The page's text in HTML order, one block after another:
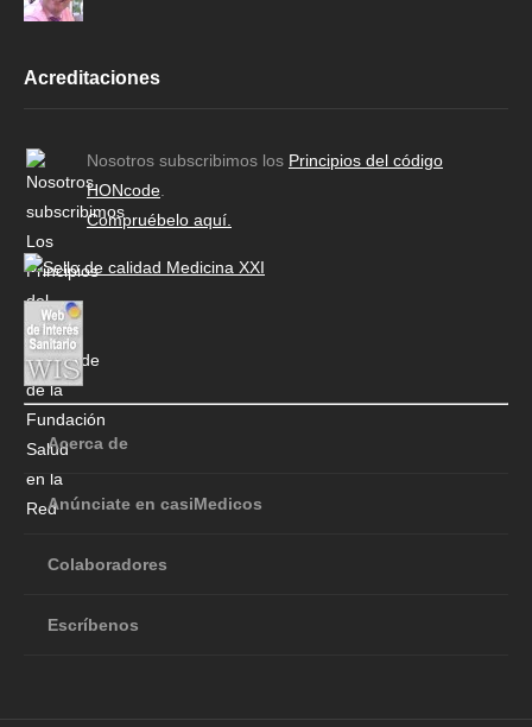
Acreditaciones
Nosotros subscribimos los Principios del código
HONcode
Compruébelo aquí.
Acerca de
Anúnciate en casiMedicos
Colaboradores
Escríbenos